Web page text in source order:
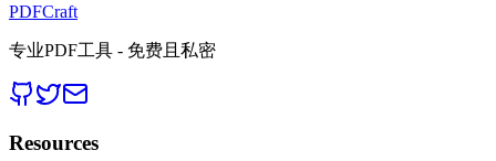
PDFCraft
专业PDF工具 - 免费且私密
Resources